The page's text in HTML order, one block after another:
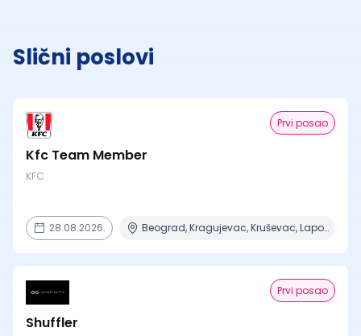
Slični poslovi
Prvi posao
Kfc Team Member
KFC
28.08.2026. Beograd, Kragujevac, Kruševac, Lapovo, Niš + 4 mesta
Prvi posao
Shuffler